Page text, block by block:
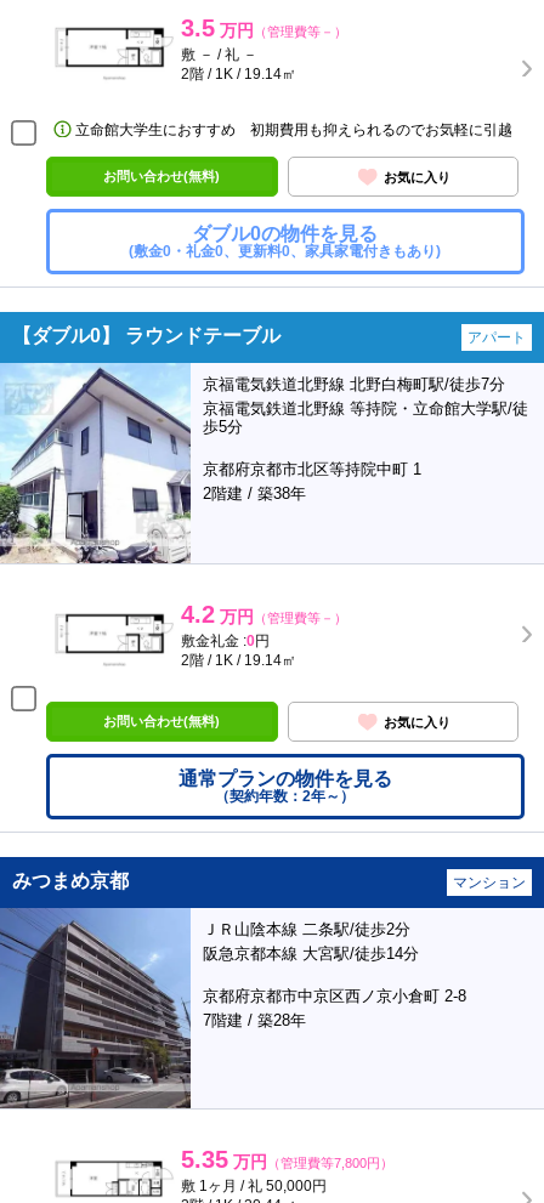
3.5 万円 （管理費等－）
敷 － / 礼 －
2階 / 1K / 19.14㎡
立命館大学生におすすめ 初期費用も抑えられるのでお気軽に引越
お問い合わせ(無料) お気に入り
ダブル0の物件を見る
(敷金0・礼金0、更新料0、家具家電付きもあり)
【ダブル0】 ラウンドテーブル アパート
京福電気鉄道北野線 北野白梅町駅/徒歩7分
京福電気鉄道北野線 等持院・立命館大学駅/徒
歩5分
京都府京都市北区等持院中町 1
2階建 / 築38年
4.2 万円 （管理費等－）
敷金礼金 :0円
2階 / 1K / 19.14㎡
お問い合わせ(無料) お気に入り
通常プランの物件を見る
（契約年数：2年～）
みつまめ京都 マンション
ＪＲ山陰本線 二条駅/徒歩2分
阪急京都本線 大宮駅/徒歩14分
京都府京都市中京区西ノ京小倉町 2-8
7階建 / 築28年
5.35 万円 （管理費等7,800円）
敷 1ヶ月 / 礼 50,000円